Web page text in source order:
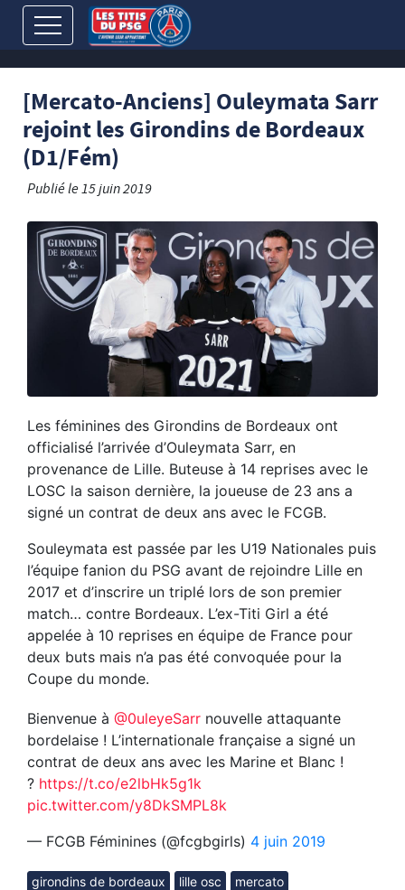
[Mercato-Anciens] Ouleymata Sarr
rejoint les Girondins de Bordeaux
(D1/Fém)
Publié le15 juin 2019
Les féminines des Girondins de Bordeaux ont
officialisé l’arrivée d’Ouleymata Sarr, en
provenance de Lille. Buteuse à 14 reprises avec le
LOSC la saison dernière, la joueuse de 23 ans a
signé un contrat de deux ans avec le FCGB.
Souleymata est passée par les U19 Nationales puis
l’équipe fanion du PSG avant de rejoindre Lille en
2017 et d’inscrire un triplé lors de son premier
match… contre Bordeaux. L’ex-Titi Girl a été
appelée à 10 reprises en équipe de France pour
deux buts mais n’a pas été convoquée pour la
Coupe du monde.
Bienvenue à @0uleyeSarr nouvelle attaquante
bordelaise ! L’internationale française a signé un
contrat de deux ans avec les Marine et Blanc !
? https://t.co/e2lbHk5g1k
pic.twitter.com/y8DkSMPL8k
— FCGB Féminines (@fcgbgirls) 4 juin 2019
girondins de bordeaux lille osc
mercato